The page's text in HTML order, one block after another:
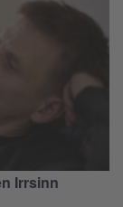
Irrsinn